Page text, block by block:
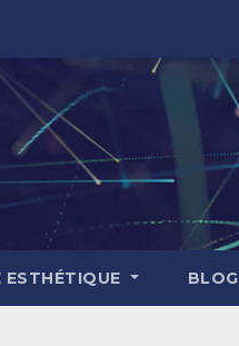
ESTHÉTIQUE BLOG